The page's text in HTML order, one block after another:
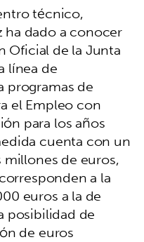
técnico,
dado a conocer
Oficial de la Junta
línea de
programas de
el Empleo con
para los años
cuenta con un
de euros,
a la
euros a la de
posibilidad de
de euros